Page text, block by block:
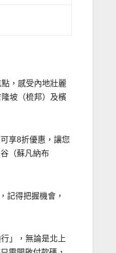
，感受內地壯麗
坡（梳邦）及檳
享8折優惠，讓您
（蘇凡納布
記得把握機會，
」，無論是北上